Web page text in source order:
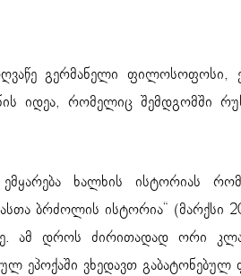
გერმანელი ფილოსოფოსი,
იდეა, რომელიც შემდგომში
ხალხის ისტორიას
ბრძოლის ისტორია“ (მარქსი
ამ დროს ძირითადად ორი
ეპოქაში ვხედავთ გაბატონებულ